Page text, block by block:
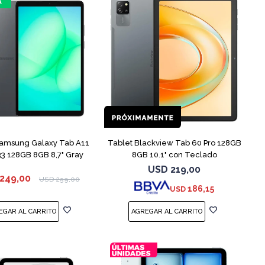
Galaxy Tab A11
128GB 8GB 8,7" Gray
USD 259,00
Tablet Blackview Tab 60 Pro 128GB
8GB 10.1" con Teclado
USD 219,00
USD 186,15